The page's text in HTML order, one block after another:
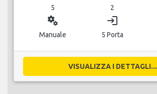
5 2
miscellaneous_services
Manuale
login
5 Porta
VISUALIZZA I DETTAGLI...